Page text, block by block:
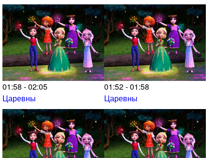
01:58 - 02:05
Царевны
01:52 - 01:58
Царевны